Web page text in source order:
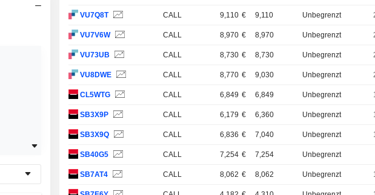
VU7Q8T CALL 9,110 € 9,110 Unbegrenzt
VU7V6W CALL 8,970 € 8,970 Unbegrenzt
VU73UB CALL 8,730 € 8,730 Unbegrenzt
VU8DWE CALL 8,770 € 9,030 Unbegrenzt
CL5WTG CALL 6,849 € 6,849 Unbegrenzt
SB3X9P CALL 6,179 € 6,360 Unbegrenzt
SB3X9Q CALL 6,836 € 7,040 Unbegrenzt
SB40G5 CALL 7,254 € 7,254 Unbegrenzt
SB7AT4 CALL 8,062 € 8,062 Unbegrenzt